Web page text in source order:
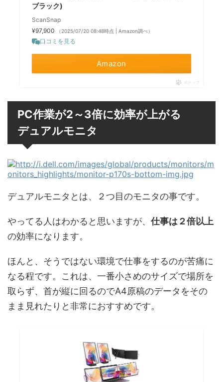
ブラック)
ScanSnap
¥97,900
（2025/07/20 08:48時点 | Amazon調べ）
口コミを見る
Amazon
ポチップ
PC作業が2～3倍に効率が上がる
デュアルモニタ
デュアルモニタとは、２つ目のモニタの事です。
やってる人はわかると思いますが、 仕事は２倍以上
の効率になります。
ほんと、そうではない環境で仕事をするのが苦痛に
なる程です。これは、一番小さめのサイズで場所を
取らず、首が縦に回るのでA4原稿のデータをその
まま見れたりと非常におすすめです。